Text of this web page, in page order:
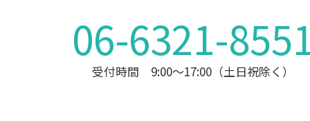
06-6321-
受付時間 9:00～17:00（土日祝除く）